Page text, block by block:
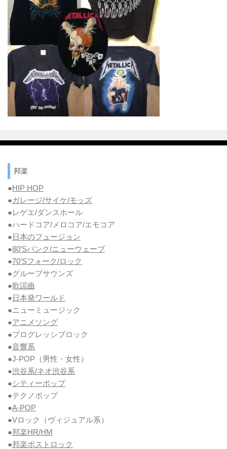
邦楽
●HIP HOP
●ガレージ/サイケ/モッズ
●レゲエ/ダンスホール
●ハードコア/メロコア/エモコア
●日本のフュージョン
●80’Sパンク/ニューウェーブ
●70’Sフォーク/ロック
●グループサウンズ
●歌謡曲
●日本発ワールド
●ニューミュージック
●アニメソング
●プログレッシブロック
●音響系
●J-POP（男性・女性）
●渋谷系/ネオ渋谷系
●シティーポップ
●テクノポップ
●A-POP
●Vロック
（ヴィジュアル系）
●邦楽HR/HM
●邦楽ポストロック